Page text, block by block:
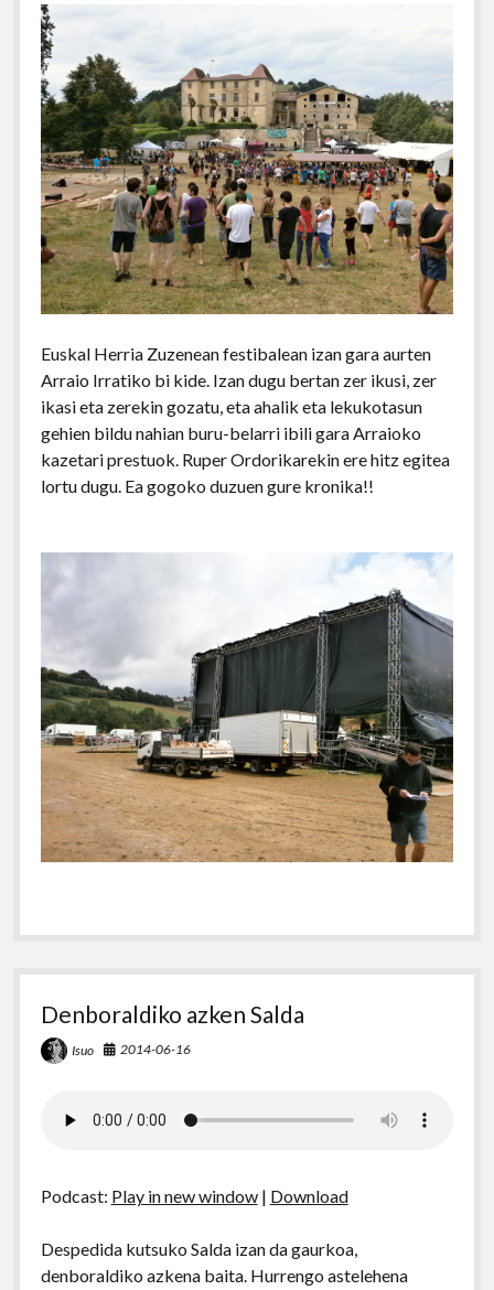
Euskal Herria Zuzenean festibalean izan gara aurten
Arraio Irratiko bi kide. Izan dugu bertan zer ikusi, zer
ikasi eta zerekin gozatu, eta ahalik eta lekukotasun
gehien bildu nahian buru-belarri ibili gara Arraioko
kazetari prestuok. Ruper Ordorikarekin ere hitz egitea
lortu dugu. Ea gogoko duzuen gure kronika!!
Denboraldiko azken Salda
Isuo 2014-06-16
Podcast: Play in new window| Download
Despedida kutsuko Salda izan da gaurkoa,
denboraldiko azkena baita. Hurrengo astelehena